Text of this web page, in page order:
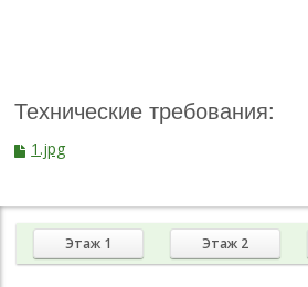
Технические требования:
1.jpg
Этаж 1 Этаж 2